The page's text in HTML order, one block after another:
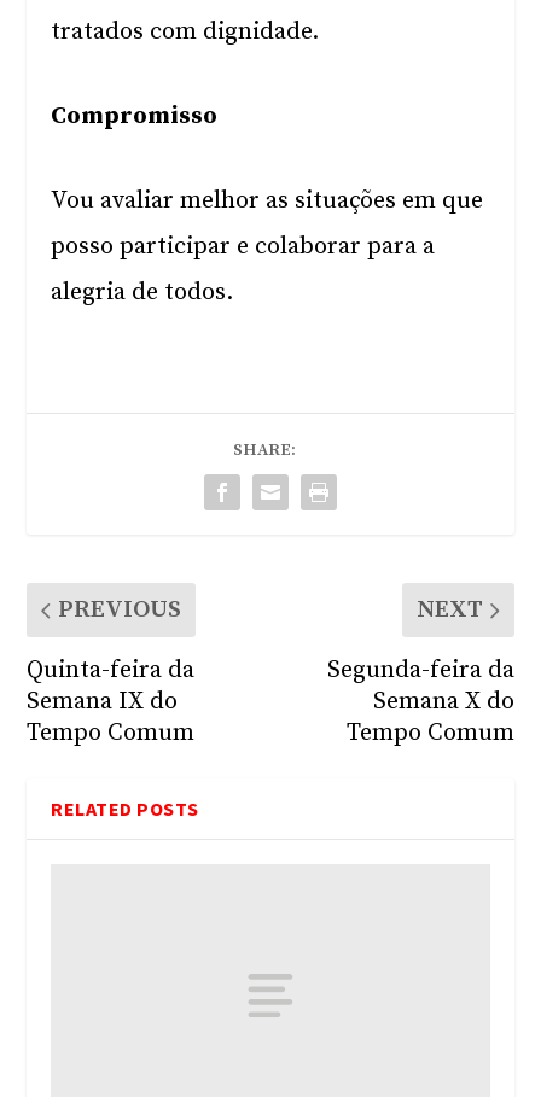
tratados com dignidade.
Compromisso
Vou avaliar melhor as situações em que
posso participar e colaborar para a
alegria de todos.
SHARE:
PREVIOUS
Quinta-feira da
Semana IX do
Tempo Comum
NEXT
Segunda-feira da
Semana X do
Tempo Comum
RELATED POSTS